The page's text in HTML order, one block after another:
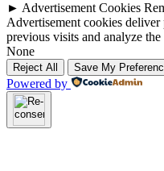
► Advertisement Cookies
Advertisement cookies deliver
previous visits and analyze
None
Reject All Save My
Powered by